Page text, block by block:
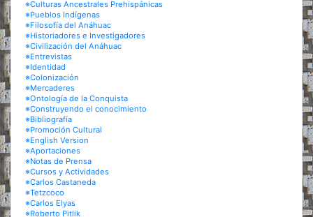
※Culturas Ancestrales Prehispánicas
※Pueblos Indígenas
※Filosofía del Anáhuac
※Historiadores e Investigadores
※Civilización del Anáhuac
※Entrevistas
※Identidad
※Colonización
※Mercaderes
※Ontología de la Conquista
※Construyendo el conocimiento
※Bibliografía
※Promoción Cultural
※English Version
※Aportaciones
※Notas de Prensa
※Cursos y Actividades
※Carlos Castaneda
※Tetzcoco
※Carlos Elyas
※Roberto Pitlik